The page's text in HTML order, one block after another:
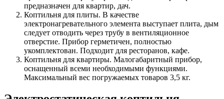
предназначен для квартир, дач.
Коптильня для плиты. В качестве
электронагревательного элемента выступает плита, дым
следует отводить через трубу в вентиляционное
отверстие. Прибор герметичен, полностью
укомплектован. Подходит для ресторанов, кафе.
Коптильня для квартиры. Малогабаритный прибор,
оснащенный всеми необходимыми функциями.
Максимальный вес погружаемых товаров 3,5 кг.